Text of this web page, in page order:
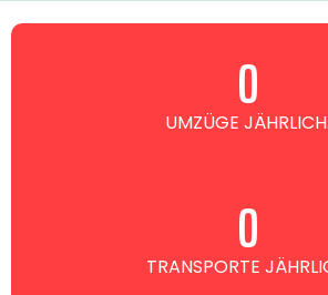
UMZÜGE JÄHRLICH.
0
TRANSPORTE
0